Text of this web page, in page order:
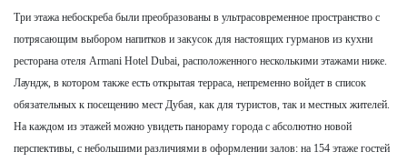
Три этажа небоскреба были преобразованы в ультрасовременное пространство с
потрясающим выбором напитков и закусок для настоящих гурманов из кухни
ресторана отеля Armani Hotel Dubai, расположенного несколькими этажами ниже.
Лаундж, в котором также есть открытая терраса, непременно войдет в список
обязательных к посещению мест Дубая, как для туристов, так и местных жителей.
На каждом из этажей можно увидеть панораму города с абсолютно новой
перспективы, с небольшими различиями в оформлении залов: на 154 этаже гостей